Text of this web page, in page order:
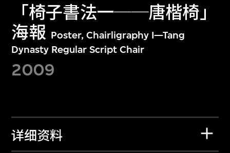
「椅子書法一──唐楷椅」
海報 Poster, Chairligraphy I—Tang
Dynasty Regular Script Chair
2009
详细资料